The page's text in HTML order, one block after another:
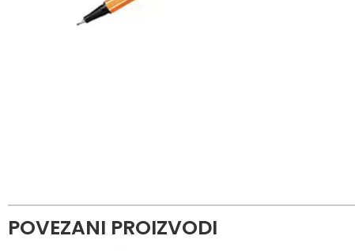
POVEZANI PROIZVODI